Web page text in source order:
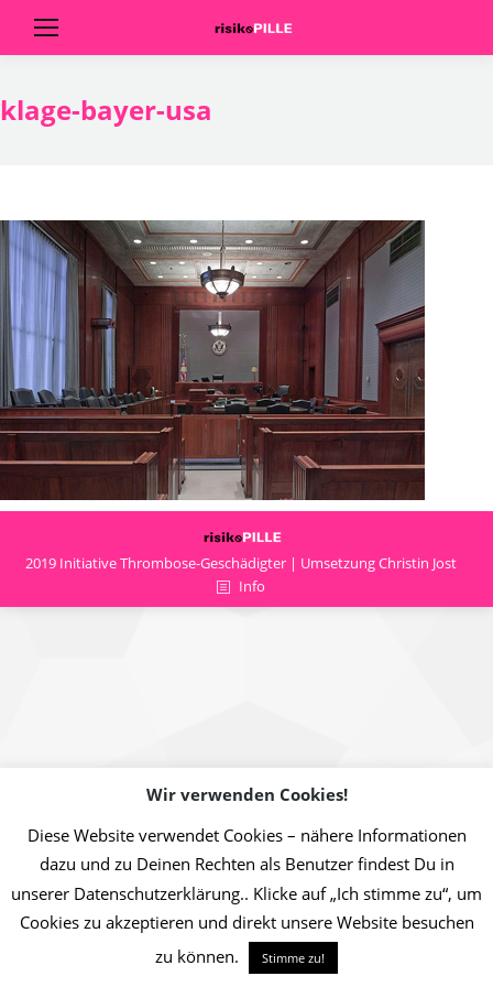
klage-bayer-usa
2019 Initiative Thrombose-Geschädigter | Umsetzung Christin Jost
Info
Wir verwenden Cookies!
Diese Website verwendet Cookies – nähere Informationen
dazu und zu Deinen Rechten als Benutzer findest Du in
unserer Datenschutzerklärung.. Klicke auf „Ich stimme zu“, um
Cookies zu akzeptieren und direkt unsere Website besuchen
zu können.
Stimme zu!